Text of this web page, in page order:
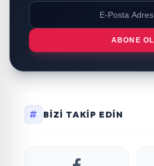
ABONE OL
BIZI TAKIP EDIN